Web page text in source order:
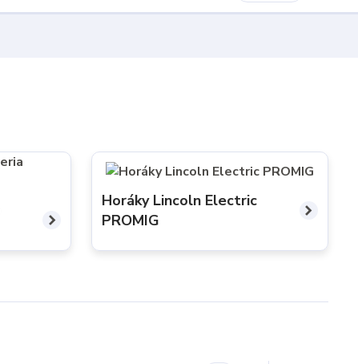
Horáky Lincoln Electric
PROMIG